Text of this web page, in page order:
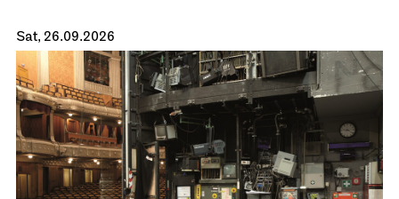
Sat, 26.09.2026